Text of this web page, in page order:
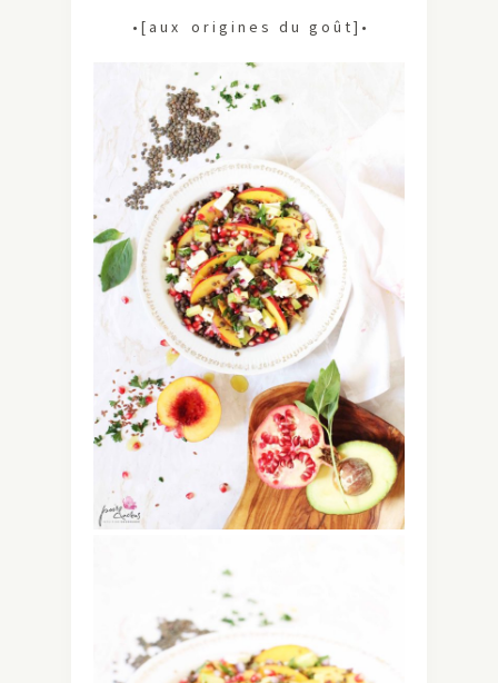
• [ a u x o r i g i n e s d u g o û t ] •